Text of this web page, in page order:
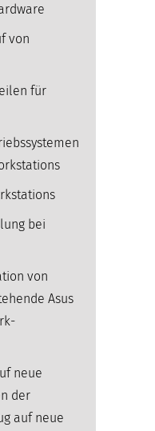
von
für
bei
von
Asus
neue
der
auf neue